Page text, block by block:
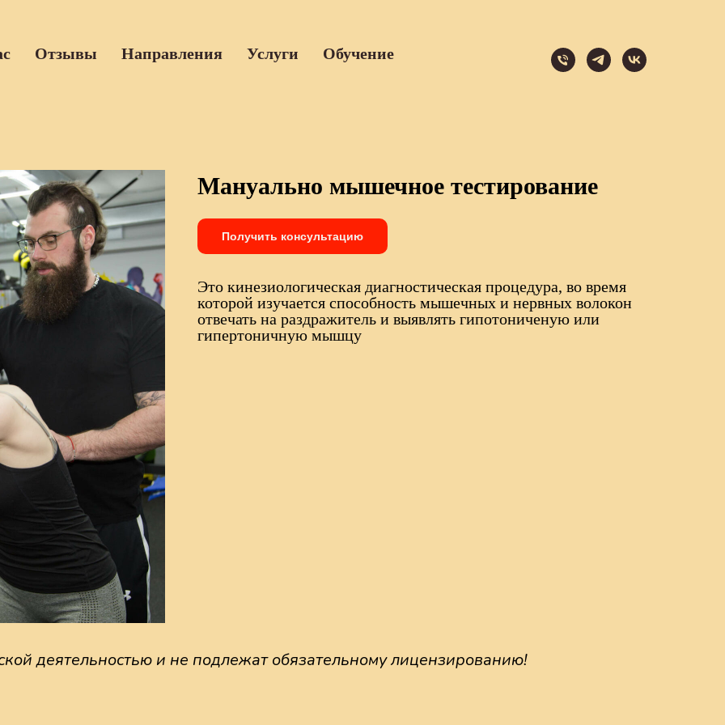
Отзывы Направления Услуги Обучение
Мануально мышечное тестирование
Получить консультацию
Это кинезиологическая диагностическая процедура, во время
которой изучается способность мышечных и нервных волокон
отвечать на раздражитель и выявлять гипотониченую или
гипертоничную мышцу
деятельностью и не подлежат обязательному лицензированию!